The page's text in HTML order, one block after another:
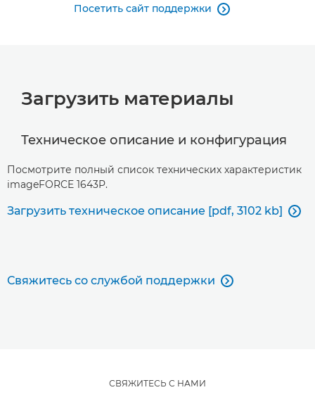
Посетить сайт поддержки 
Загрузить материалы
Техническое описание и конфигурация
Посмотрите полный список технических характеристик
imageFORCE 1643P.
Загрузить техническое описание [pdf, 3102 kb] 
Свяжитесь со службой поддержки 
СВЯЖИТЕСЬ С НАМИ